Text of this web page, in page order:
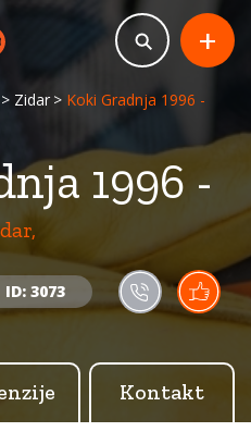
Zidar Koki Gradnja 1996 -
1996 -
ID: 3073
+
Kontakt